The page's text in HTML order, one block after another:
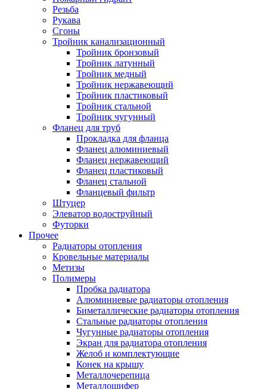
Резьба
Рукава
Сгоны
Тройник канализационный
Тройник бронзовый
Тройник латунный
Тройник медный
Тройник нержавеющий
Тройник пластиковый
Тройник стальной
Тройник чугунный
Фланец для труб
Прокладка для фланца
Фланец алюминиевый
Фланец нержавеющий
Фланец пластиковый
Фланец стальной
Фланцевый фильтр
Штуцер
Элеватор водоструйный
Футорки
Прочее
Радиаторы отопления
Кровельные материалы
Метизы
Полимеры
Пробка радиатора
Алюминиевые радиаторы отопления
Биметаллические радиаторы отопления
Стальные радиаторы отопления
Чугунные радиаторы отопления
Экран для радиатора отопления
Желоб и комплектующие
Конек на крышу
Металлочерепица
Металлошифер